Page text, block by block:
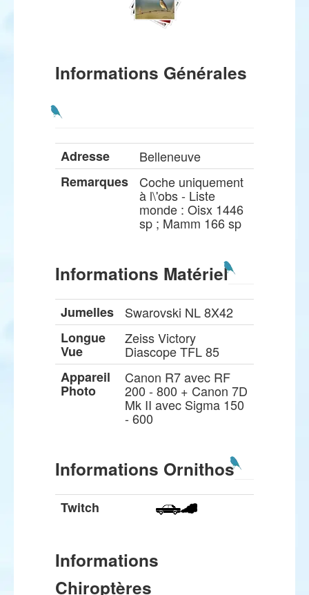
Informations Générales
Adresse
Belleneuve
Remarques
Coche uniquement
à l\'obs - Liste
monde : Oisx 1446
sp ; Mamm 166 sp
Informations Matériel
Jumelles
Swarovski NL 8X42
Longue
Vue
Zeiss Victory
Diascope TFL 85
Appareil
Photo
Canon R7 avec RF
200 - 800 + Canon 7D
Mk II avec Sigma 150
- 600
Informations Ornithos
Twitch
Informations
Chiroptères